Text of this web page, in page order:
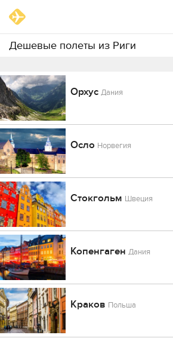
Дешевые полеты из Риги
ОрхусДания
Осло Норвегия
Стокгольм Швеция
КопенгагенДания
Краков Польша